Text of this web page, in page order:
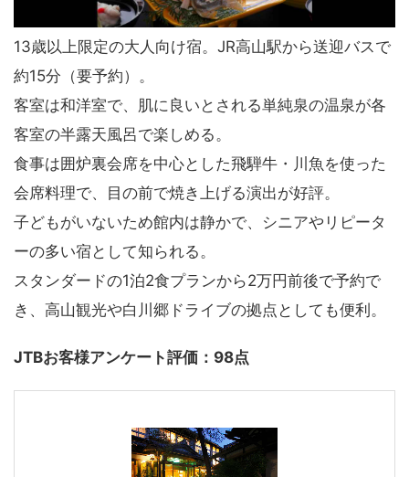
13歳以上限定の大人向け宿。JR高山駅から送迎バスで
約15分（要予約）。
客室は和洋室で、肌に良いとされる単純泉の温泉が各
客室の半露天風呂で楽しめる。
食事は囲炉裏会席を中心とした飛騨牛・川魚を使った
会席料理で、目の前で焼き上げる演出が好評。
子どもがいないため館内は静かで、シニアやリピータ
ーの多い宿として知られる。
スタンダードの1泊2食プランから2万円前後で予約で
き、高山観光や白川郷ドライブの拠点としても便利。
JTBお客様アンケート評価：98点